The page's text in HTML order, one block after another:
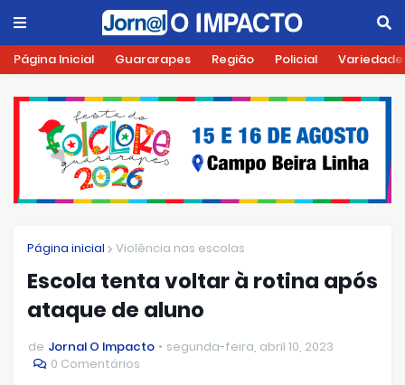
Página Inicial Guararapes Região Policial
Página inicial Violência nas escolas
Escola tenta voltar à rotina após
ataque de aluno
de Jornal O Impacto
segunda-feira, abril 10, 2023
0 Comentários